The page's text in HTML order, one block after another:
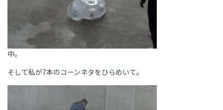
中。
そして私が7本のコーンネタをひらめいて。